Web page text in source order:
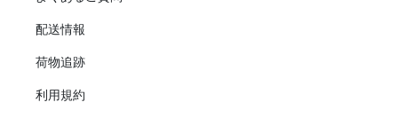
配送情報
荷物追跡
利用規約